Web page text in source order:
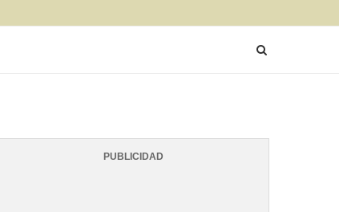
PUBLICIDAD